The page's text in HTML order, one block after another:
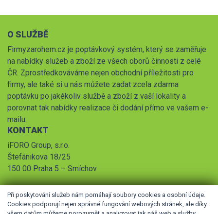
O SLUŽBĚ
Firmyzarohem.cz je poptávkový systém, který se zaměřuje
na nabídky služeb a zboží ze všech oborů činnosti z celé
ČR. Zprostředkováváme nejen obchodní příležitosti pro
firmy, ale také si u nás můžete zadat zcela zdarma
poptávku po jakékoliv službě a zboží z vaší lokality a
porovnat tak nabídky realizace či dodání přímo ve vašem e-
mailu.
KONTAKT
iFORO Group, s.r.o.
Štefánikova 18/25
150 00 Praha 5 – Smíchov
Při poskytování služeb nám pomáhají soubory cookies a osobní údaje.
Cookies podporují nejen správné fungování webových stránek, ale díky